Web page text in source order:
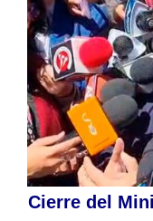
Cierre del